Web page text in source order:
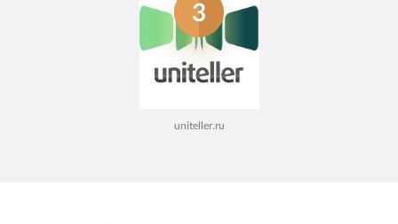
3
uniteller.ru